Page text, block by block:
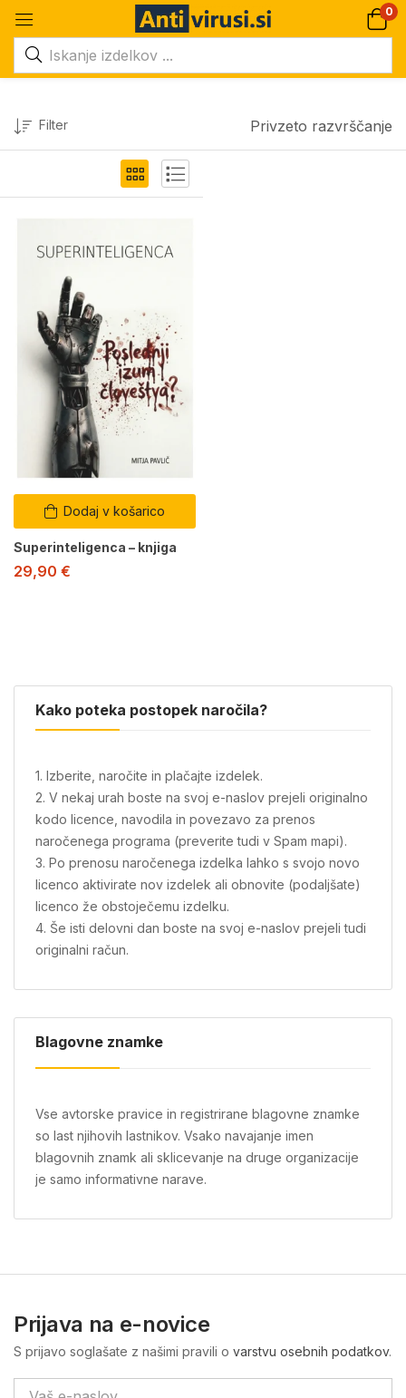
0
Filter Privzeto razvrščanje
Dodaj v košarico
Superinteligenca – knjiga
29,90 €
Kako poteka postopek naročila?
1. Izberite, naročite in plačajte izdelek.
2. V nekaj urah boste na svoj e-naslov prejeli originalno
kodo licence, navodila in povezavo za prenos
naročenega programa (preverite tudi v Spam mapi).
3. Po prenosu naročenega izdelka lahko s svojo novo
licenco aktivirate nov izdelek ali obnovite (podaljšate)
licenco že obstoječemu izdelku.
4. Še isti delovni dan boste na svoj e-naslov prejeli tudi
originalni račun.
Blagovne znamke
Vse avtorske pravice in registrirane blagovne znamke
so last njihovih lastnikov. Vsako navajanje imen
blagovnih znamk ali sklicevanje na druge organizacije
je samo informativne narave.
Prijava na e-novice
S prijavo soglašate z našimi pravili o varstvu osebnih podatkov.